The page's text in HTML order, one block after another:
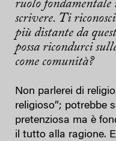
ruolo fondamentale
scrivere. Ti
più distante da
possa ricondurci
come comunità?
Non parlerei di
religioso”; potrebbe
pretenziosa ma è
il tutto alla ragione.